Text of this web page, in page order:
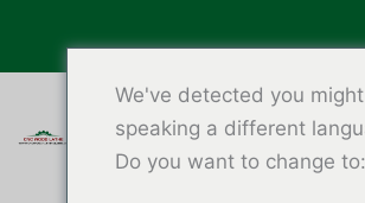
We've detected you
speaking a different
Do you want to change to: